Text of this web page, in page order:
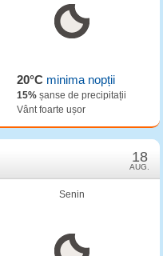
20°C minima nopții
15% șanse de precipitații
Vânt foarte ușor
18
AUG.
Senin